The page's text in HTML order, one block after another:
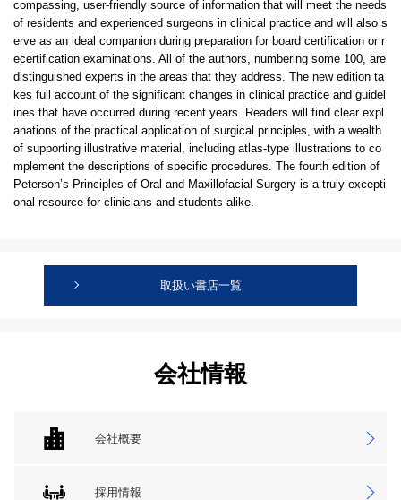
compassing, user-friendly source of information that will meet the needs
of residents and experienced surgeons in clinical practice and will also s
erve as an ideal companion during preparation for board certification or r
ecertification examinations. All of the authors, numbering some 100, are
distinguished experts in the areas that they address. The new edition ta
kes full account of the significant changes in clinical practice and guidel
ines that have occurred during recent years. Readers will find clear expl
anations of the practical application of surgical principles, with a wealth
of supporting illustrative material, including atlas-type illustrations to co
mplement the descriptions of specific procedures. The fourth edition of
Peterson’s Principles of Oral and Maxillofacial Surgery is a truly excepti
onal resource for clinicians and students alike.
取扱い書店一覧
会社情報
会社概要
採用情報